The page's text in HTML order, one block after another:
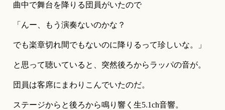
曲中で舞台を降りる団員がいたので
「んー、もう演奏ないのかな？
でも楽章切れ間でもないのに降りるって珍しいな。」
と思って聴いていると、突然後ろからラッパの音が。
団員は客席にまわりこんでいたのだ。
ステージからと後ろから鳴り響く生5.1ch音響。